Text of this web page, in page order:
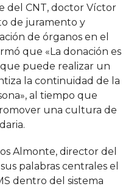
del CNT, doctor Víctor
de juramento y
de órganos en el
que «La donación es
puede realizar un
la continuidad de la
al tiempo que
una cultura de
Almonte, director del
palabras centrales el
dentro del sistema